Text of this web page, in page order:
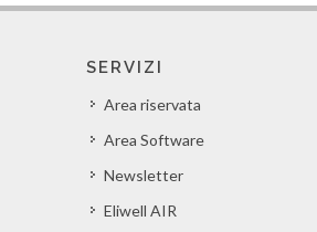
SERVIZI
Area riservata
Area Software
Newsletter
Eliwell AIR